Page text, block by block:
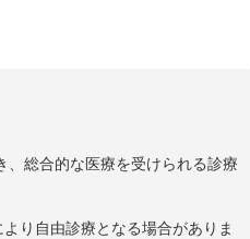
、総合的な医療を受けられる診療
り自由診療となる場合がありま